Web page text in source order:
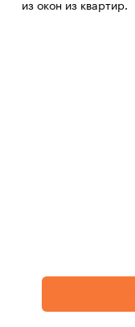
из окон из квартир.